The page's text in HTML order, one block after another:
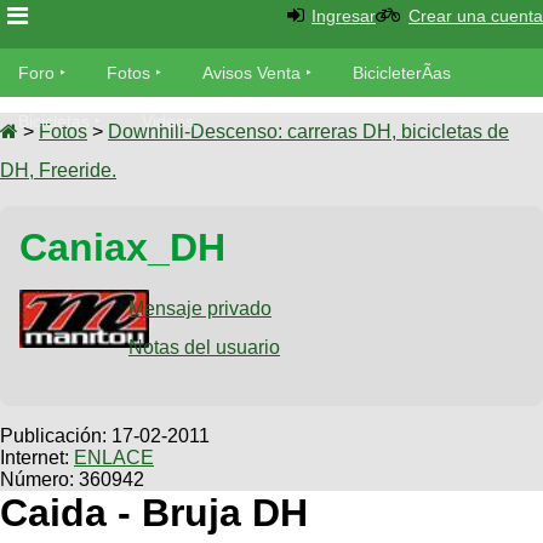
Foro
Foro
TÃ©cnica
Fotos
tu foto
Galeria
XC
Viajes
Descenso
Dirt
SUBÃ
tu
Buscar
Ultimos
Fotos
BicicleterÃ­
as
Bicicletas
Tandem
Videos
Cicloturismo
Ingresar Crear una cuenta
Foro Fotos Avisos Venta BicicleterÃ­as
Bicicletas Videos
> Fotos > Downhill-Descenso: carreras DH, bicicletas de
DH, Freeride.
Caniax_DH
Mensaje privado
Notas del usuario
Publicación: 17-02-2011
Internet: ENLACE
Número: 360942
Caida - Bruja DH